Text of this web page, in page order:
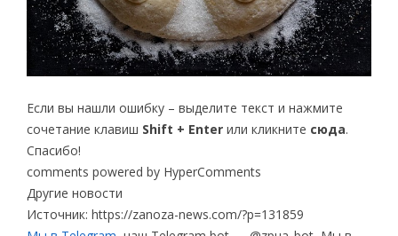
Если вы нашли ошибку – выделите текст и нажмите
сочетание клавиш Shift + Enterили кликните сюда.
Спасибо!
comments powered by HyperComments
Другие новости
Источник: https://zanoza-news.com/?p=131859